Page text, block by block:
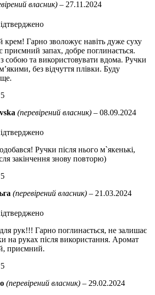
Регулярне застосування крему робить
Крем призначений для щоденного
сухості.
власник) – 27.11.2024
крем! Гарно зволожує навіть дуже суху
приємний запах, добре поглинається.
собою та використовувати вдома. Ручки
без відчуття плівки. Буду
(перевірений власник) – 08.09.2024
Ручки після нього м`якенькі,
закінчення знову повторю)
(перевірений власник) – 21.03.2024
рук!!! Гарно поглинається, не залишає
на руках після використання. Аромат
приємний.
(перевірений власник) – 29.02.2024